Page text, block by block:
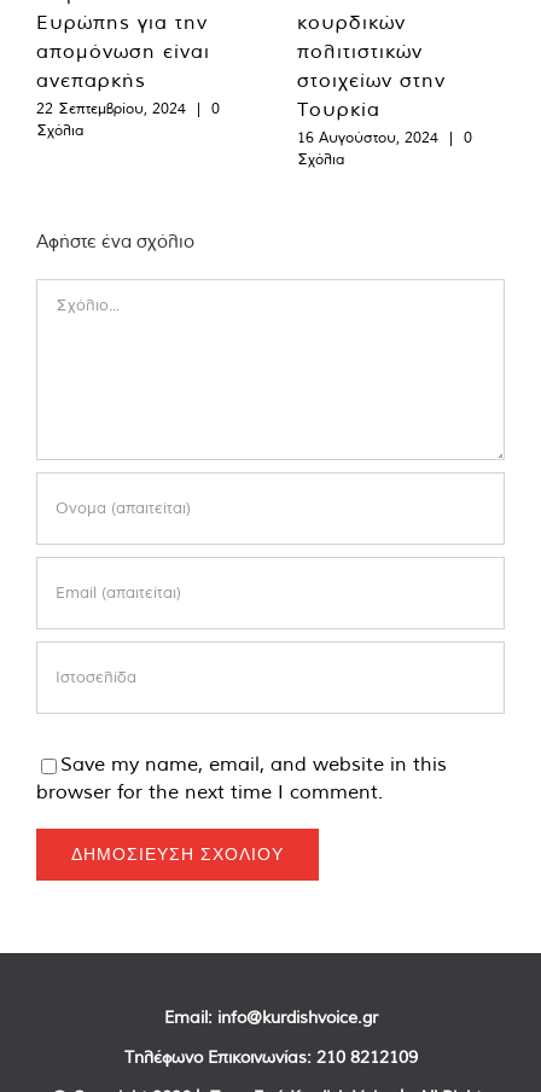
Ευρώπης για την
απομόνωση είναι
ανεπαρκής
22 Σεπτεμβρίου, 2024 |
0
Σχόλια
κουρδικών
πολιτιστικών
στοιχείων στην
Τουρκία
16 Αυγούστου, 2024 |
0
Σχόλια
Αφήστε ένα σχόλιο
Save my name, email, and website in this
browser for the next time I comment.
Email: info@kurdishvoice.gr
Τηλέφωνο Επικοινωνίας: 210 8212109